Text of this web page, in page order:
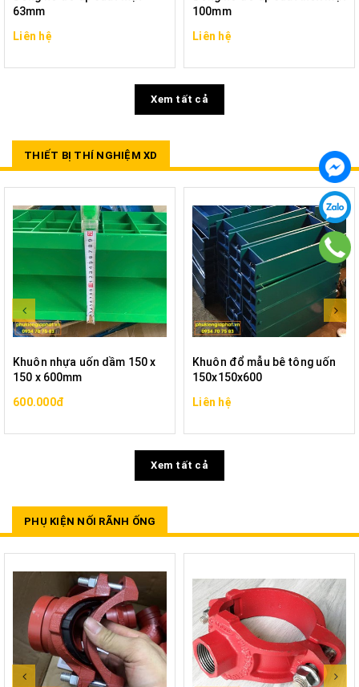
63mm
Liên hệ
100mm
Liên hệ
Xem tất cả
THIẾT BỊ THÍ NGHIỆM XD
Khuôn nhựa uốn dầm 150 x
150 x 600mm
600.000đ
Khuôn đổ mẫu bê tông uốn
150x150x600
Liên hệ
Xem tất cả
PHỤ KIỆN NỐI RÃNH ỐNG